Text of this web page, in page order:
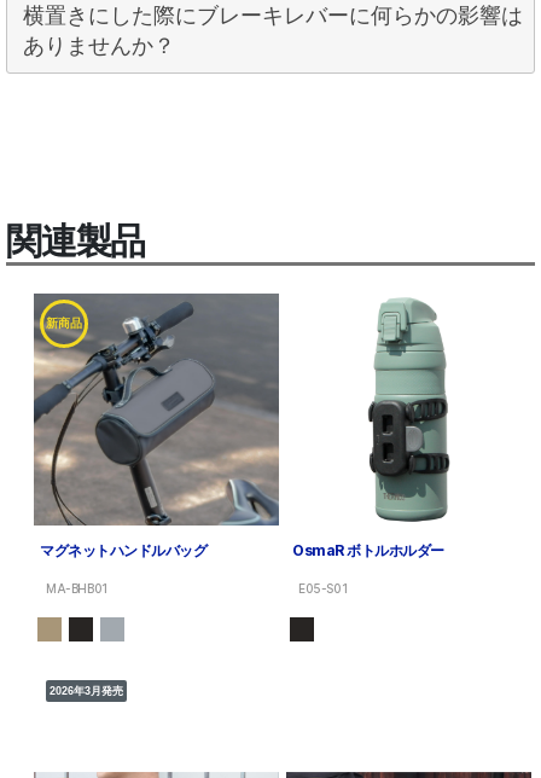
横置きにした際にブレーキレバーに何らかの影響は
ありませんか？
関連製品
新商品
マグネットハンドルバッグ
MA-BHB01
2026年3月発売
OsmaR ボトルホルダー
E05-S01